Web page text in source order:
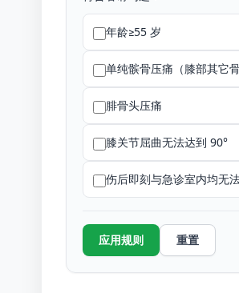
年龄≥55 岁
单纯髌骨压痛（膝部其它
腓骨头压痛
膝关节屈曲无法达到 90°
伤后即刻与急诊室内均无
应用规则 重置